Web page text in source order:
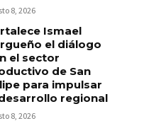
8, 2026
Ismael
el diálogo
el sector
de San
para impulsar
regional
8, 2026